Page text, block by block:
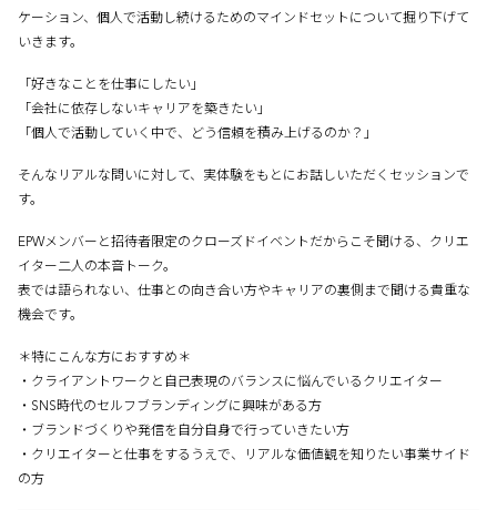
ケーション、個人で活動し続けるためのマインドセットについて掘り下げて
いきます。
「好きなことを仕事にしたい」
「会社に依存しないキャリアを築きたい」
「個人で活動していく中で、どう信頼を積み上げるのか？」
そんなリアルな問いに対して、実体験をもとにお話しいただくセッションで
す。
EPWメンバーと招待者限定のクローズドイベントだからこそ聞ける、クリエ
イター二人の本音トーク。
表では語られない、仕事との向き合い方やキャリアの裏側まで聞ける貴重な
機会です。
＊特にこんな方におすすめ＊
・クライアントワークと自己表現のバランスに悩んでいるクリエイター
・SNS時代のセルフブランディングに興味がある方
・ブランドづくりや発信を自分自身で行っていきたい方
・クリエイターと仕事をするうえで、リアルな価値観を知りたい事業サイド
の方